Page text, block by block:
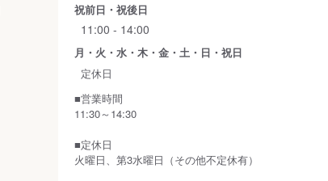
祝前日・祝後日
11:00 - 14:00
月・火・水・木・金・土・日・祝日
定休日
■営業時間
11:30～14:30
■定休日
火曜日、第3水曜日（その他不定休有）